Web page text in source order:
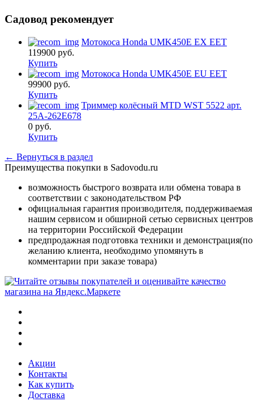
Садовод рекомендует
Мотокоса Honda UMK450E EX EET
119900 руб.
Купить
Мотокоса Honda UMK450E EU EET
99900 руб.
Купить
Триммер колёсный MTD WST 5522 арт.
25A-262E678
0 руб.
Купить
← Вернуться в раздел
Преимущества покупки в Sadovodu.ru
возможность быстрого возврата или обмена товара в
соответствии с законодательством РФ
официальная гарантия производителя, поддерживаемая
нашим сервисом и обширной сетью сервисных центров
на территории Российской Федерации
предпродажная подготовка техники и демонстрация(по
желанию клиента, необходимо упомянуть в
комментарии при заказе товара)
Акции
Контакты
Как купить
Доставка